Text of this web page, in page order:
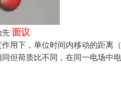
先面议
用下，单位时间内移动的距离
但荷质比不同，在同一电场中